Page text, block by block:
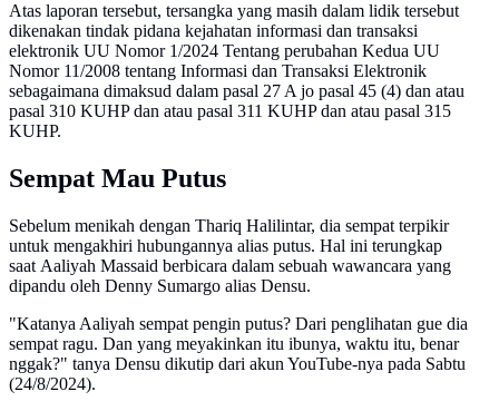
Atas laporan tersebut, tersangka yang masih dalam lidik tersebut
dikenakan tindak pidana kejahatan informasi dan transaksi
elektronik UU Nomor 1/2024 Tentang perubahan Kedua UU
Nomor 11/2008 tentang Informasi dan Transaksi Elektronik
sebagaimana dimaksud dalam pasal 27 A jo pasal 45 (4) dan atau
pasal 310 KUHP dan atau pasal 311 KUHP dan atau pasal 315
KUHP.
Sempat Mau Putus
Sebelum menikah dengan Thariq Halilintar, dia sempat terpikir
untuk mengakhiri hubungannya alias putus. Hal ini terungkap
saat Aaliyah Massaid berbicara dalam sebuah wawancara yang
dipandu oleh Denny Sumargo alias Densu.
"Katanya Aaliyah sempat pengin putus? Dari penglihatan gue dia
sempat ragu. Dan yang meyakinkan itu ibunya, waktu itu, benar
nggak?" tanya Densu dikutip dari akun YouTube-nya pada Sabtu
(24/8/2024).